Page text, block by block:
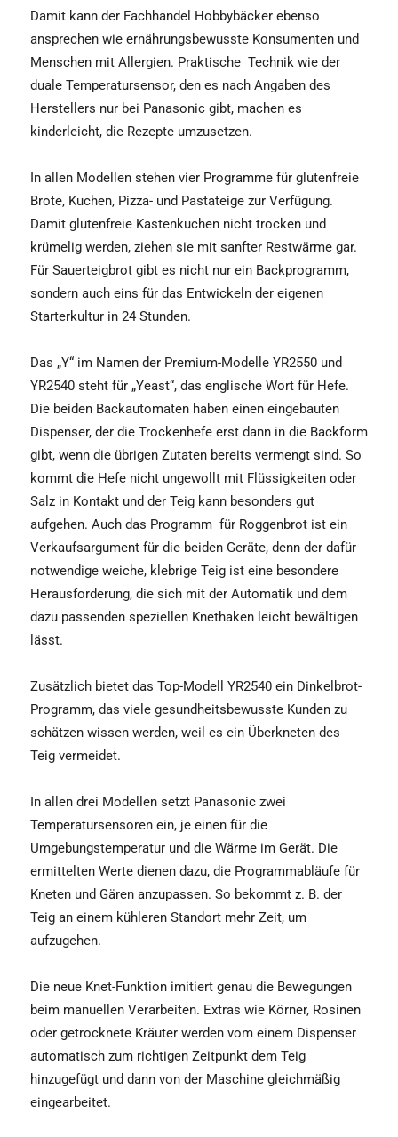
Damit kann der Fachhandel Hobbybäcker ebenso
ansprechen wie ernährungsbewusste Konsumenten und
Menschen mit Allergien. Praktische Technik wie der
duale Temperatursensor, den es nach Angaben des
Herstellers nur bei Panasonic gibt, machen es
kinderleicht, die Rezepte umzusetzen.
In allen Modellen stehen vier Programme für glutenfreie
Brote, Kuchen, Pizza- und Pastateige zur Verfügung.
Damit glutenfreie Kastenkuchen nicht trocken und
krümelig werden, ziehen sie mit sanfter Restwärme gar.
Für Sauerteigbrot gibt es nicht nur ein Backprogramm,
sondern auch eins für das Entwickeln der eigenen
Starterkultur in 24 Stunden.
Das „Y“ im Namen der Premium-Modelle YR2550 und
YR2540 steht für „Yeast“, das englische Wort für Hefe.
Die beiden Backautomaten haben einen eingebauten
Dispenser, der die Trockenhefe erst dann in die Backform
gibt, wenn die übrigen Zutaten bereits vermengt sind. So
kommt die Hefe nicht ungewollt mit Flüssigkeiten oder
Salz in Kontakt und der Teig kann besonders gut
aufgehen. Auch das Programm für Roggenbrot ist ein
Verkaufsargument für die beiden Geräte, denn der dafür
notwendige weiche, klebrige Teig ist eine besondere
Herausforderung, die sich mit der Automatik und dem
dazu passenden speziellen Knethaken leicht bewältigen
lässt.
Zusätzlich bietet das Top-Modell YR2540 ein Dinkelbrot-
Programm, das viele gesundheitsbewusste Kunden zu
schätzen wissen werden, weil es ein Überkneten des
Teig vermeidet.
In allen drei Modellen setzt Panasonic zwei
Temperatursensoren ein, je einen für die
Umgebungstemperatur und die Wärme im Gerät. Die
ermittelten Werte dienen dazu, die Programmabläufe für
Kneten und Gären anzupassen. So bekommt z. B. der
Teig an einem kühleren Standort mehr Zeit, um
aufzugehen.
Die neue Knet-Funktion imitiert genau die Bewegungen
beim manuellen Verarbeiten. Extras wie Körner, Rosinen
oder getrocknete Kräuter werden vom einem Dispenser
automatisch zum richtigen Zeitpunkt dem Teig
hinzugefügt und dann von der Maschine gleichmäßig
eingearbeitet.